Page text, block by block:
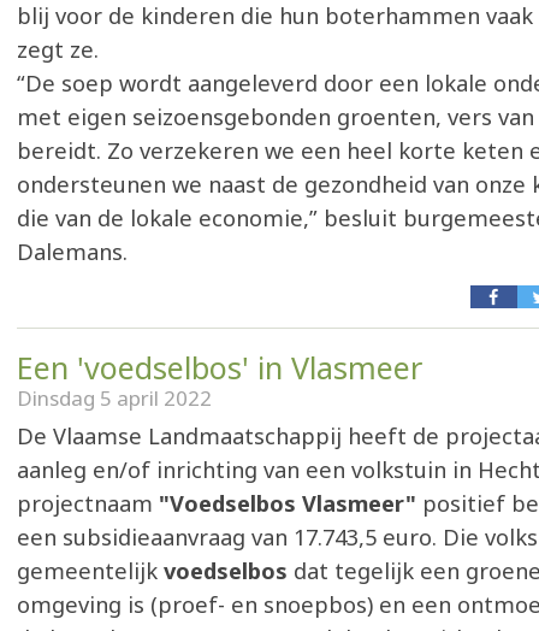
blij voor de kinderen die hun boterhammen vaak
zegt ze.
“De soep wordt aangeleverd door een lokale
met eigen seizoensgebonden groenten, vers
bereidt. Zo verzekeren we een heel korte keten
ondersteunen we naast de gezondheid van onze
die van de lokale economie,” besluit
Dalemans.
Een 'voedselbos' in Vlasmeer
Dinsdag 5 april 2022
De Vlaamse Landmaatschappij heeft de
aanleg en/of inrichting van een volkstuin in
projectnaam "Voedselbos Vlasmeer" positief
een subsidieaanvraag van 17.743,5 euro. Die
gemeentelijk voedselbos dat tegelijk een
omgeving is (proef- en snoepbos) en een